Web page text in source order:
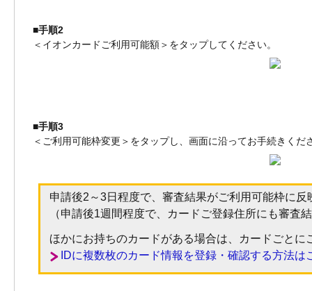
■手順2
＜イオンカードご利用可能額＞をタップしてください。
■手順3
＜ご利用可能枠変更＞をタップし、画面に沿ってお手続きくだ
申請後2～3日程度で、審査結果がご利用可能枠に反
（申請後1週間程度で、カードご登録住所にも審査
ほかにお持ちのカードがある場合は、カードごとに
IDに複数枚のカード情報を登録・確認する方法は